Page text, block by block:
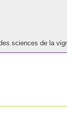
sciences de la